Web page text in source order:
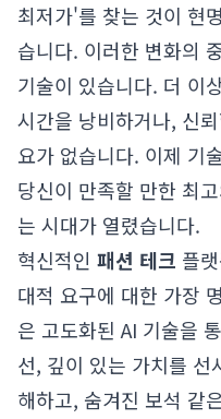
최저가'를 찾는 것이 현
습니다. 이러한 변화의
기술이 있습니다. 더 이
시간을 낭비하거나, 신
요가 없습니다. 이제 기
당신이 만족할 만한 최
는 시대가 열렸습니다.
혁신적인 패션 테크 플
대적 요구에 대한 가장
은 고도화된 AI 기술을
선, 깊이 있는 가치를 선
해하고, 숨겨진 보석 같